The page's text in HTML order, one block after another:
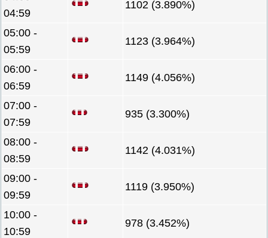
04:59
1102 (3.890%)
05:00 -
05:59
1123 (3.964%)
06:00 -
06:59
1149 (4.056%)
07:00 -
07:59
935 (3.300%)
08:00 -
08:59
1142 (4.031%)
09:00 -
09:59
1119 (3.950%)
10:00 -
10:59
978 (3.452%)